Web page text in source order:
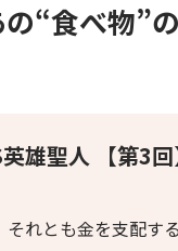
“食べ物”
雄聖人 【第3回
れとも金を支配す